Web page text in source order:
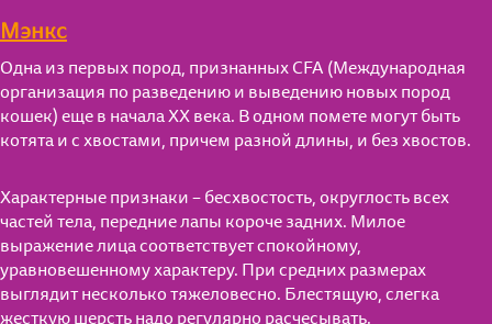
Играем вместе
Питание
Мэнкс
Одна из первых пород, признанных CFA (Международная
организация по разведению и выведению новых пород
кошек) еще в начала ХХ века. В одном помете могут быть
котята и с хвостами, причем разной длины, и без хвостов.
Характерные признаки – бесхвостость, округлость всех
частей тела, передние лапы короче задних. Милое
выражение лица соответствует спокойному,
уравновешенному характеру. При средних размерах
выглядит несколько тяжеловесно. Блестящую, слегка
жесткую шерсть надо регулярно расчесывать.